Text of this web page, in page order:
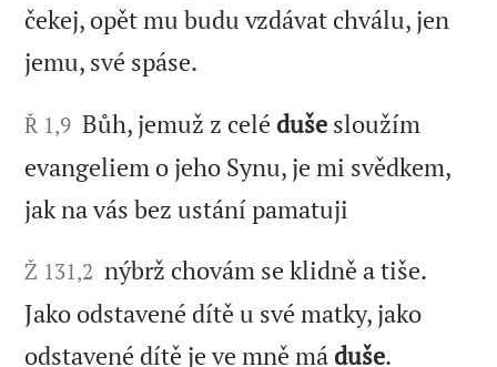
čekej, opět mu budu vzdávat chválu, jen
jemu, své spáse.
Ř 1,9 Bůh, jemuž z celé duše sloužím
evangeliem o jeho Synu, je mi svědkem,
jak na vás bez ustání pamatuji
Ž 131,2 nýbrž chovám se klidně a tiše.
Jako odstavené dítě u své matky, jako
odstavené dítě je ve mně má duše.